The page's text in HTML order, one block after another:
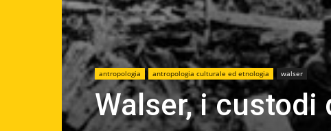
antropologia antropologia culturale ed etnologia walser
Walser, i custodi